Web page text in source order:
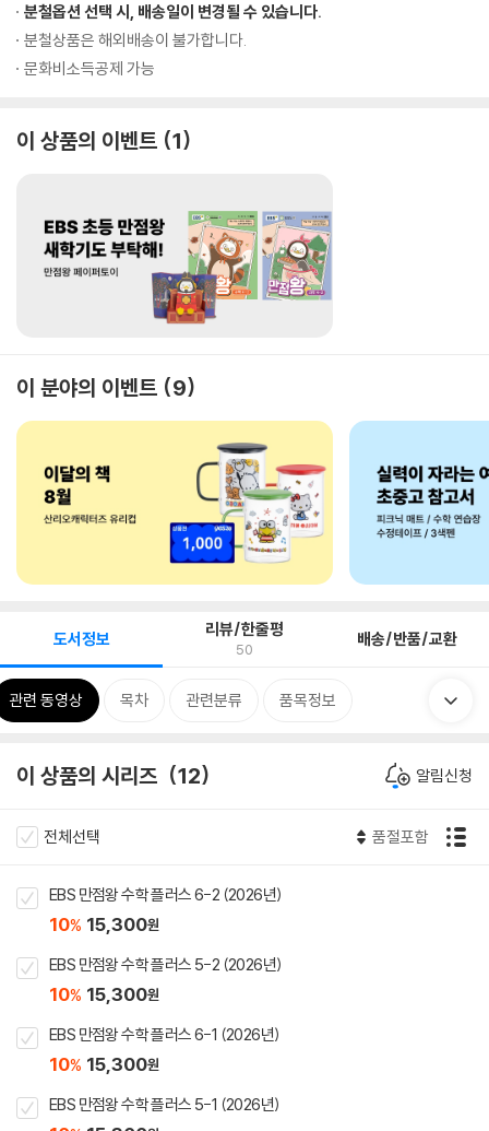
분철옵션 선택 시, 배송일이 변경될 수 있습니다.
분철상품은 해외배송이 불가합니다.
문화비소득공제 가능
이 상품의 이벤트 1
이 분야의 이벤트 9
도서정보 리뷰/한줄평
50 배송/반품/교환
관련 동영상 목차 관련분류 품목정보
이 상품의 시리즈 12 알림신청
전체선택 품절포함
EBS 만점왕 수학 플러스 6-2 (2026년)
10% 15,300원
EBS 만점왕 수학 플러스 5-2 (2026년)
10% 15,300원
EBS 만점왕 수학 플러스 6-1 (2026년)
10% 15,300원
EBS 만점왕 수학 플러스 5-1 (2026년)